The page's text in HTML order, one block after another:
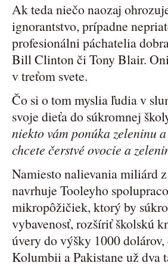
Ak teda niečo naozaj
ignorantstvo, prípadne
profesionálni páchatelia
Bill Clinton či Tony Blair.
v treťom svete.
Čo si o tom myslia ľudia v
svoje dieťa do súkromnej
niekto vám ponúka zeleninu
chcete čerstvé ovocie a
Namiesto nalievania miliárd
navrhuje Tooleyho
mikropôžičiek, ktorý by
vybavenosť, rozšíriť školskú
úvery do výšky 1000
Kolumbii a Pakistane už dva